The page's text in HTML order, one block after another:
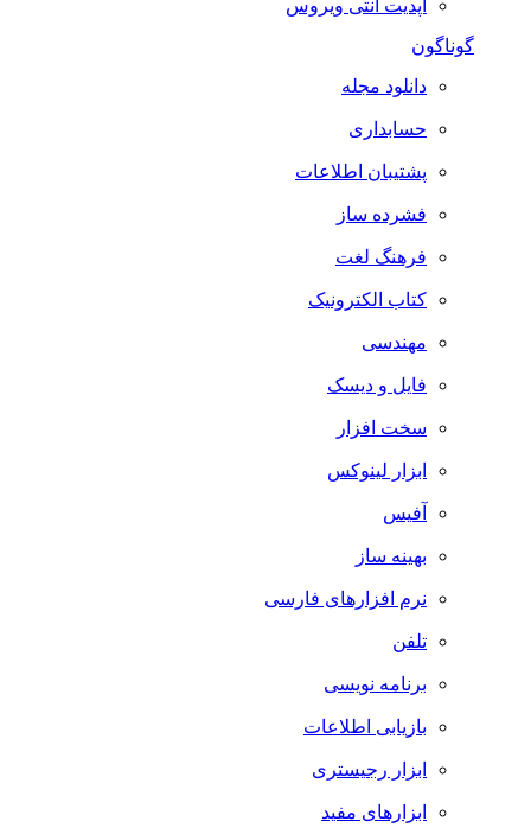
آپدیت آنتی ویروس
گوناگون
دانلود مجله
حسابداری
پشتیبان اطلاعات
فشرده ساز
فرهنگ لغت
کتاب الکترونیک
مهندسی
فایل و دیسک
سخت افزار
ابزار لینوکس
آفیس
بهینه ساز
نرم افزارهای فارسی
تلفن
برنامه نویسی
بازیابی اطلاعات
ابزار رجیستری
ابزارهای مفید